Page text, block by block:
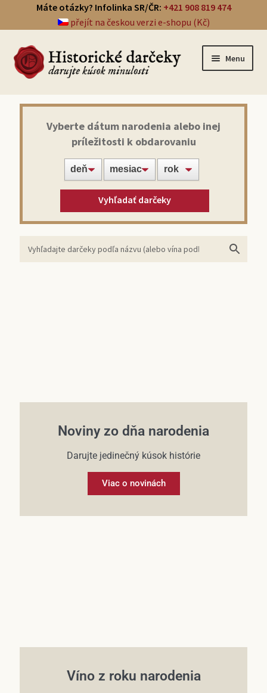
Máte otázky? Infolinka SR/ČR: +421 908 819 474
přejít na českou verzi e-shopu (Kč)
Menu
Prehľad darčekov
Noviny zo dňa narodenia
Víno z roku narodenia
Vyberte dátum narodenia alebo inej
príležitosti k obdarovaniu
Vyhľadať darčeky
Noviny zo dňa narodenia
Darujte jedinečný kúsok histórie
Viac o novinách
Víno z roku narodenia